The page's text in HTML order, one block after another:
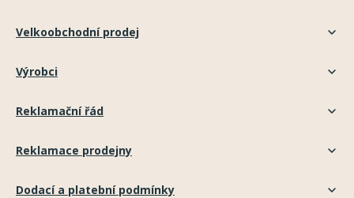
Velkoobchodní prodej
Výrobci
Reklamační řád
Reklamace prodejny
Dodací a platební podmínky